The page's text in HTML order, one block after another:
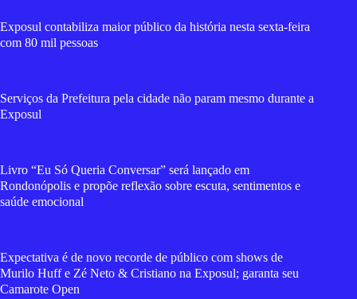
Exposul contabiliza maior público da história nesta sexta-feira
com 80 mil pessoas
Serviços da Prefeitura pela cidade não param mesmo durante a
Exposul
Livro “Eu Só Queria Conversar” será lançado em
Rondonópolis e propõe reflexão sobre escuta, sentimentos e
saúde emocional
Expectativa é de novo recorde de público com shows de
Murilo Huff e Zé Neto & Cristiano na Exposul; garanta seu
Camarote Open